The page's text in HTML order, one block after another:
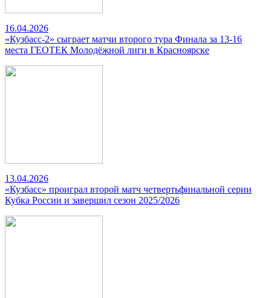
16.04.2026
«Кузбасс-2» сыграет матчи второго тура Финала за 13-16
места ГЕОТЕК Молодёжной лиги в Красноярске
13.04.2026
«Кузбасс» проиграл второй матч четвертьфинальной серии
Кубка России и завершил сезон 2025/2026